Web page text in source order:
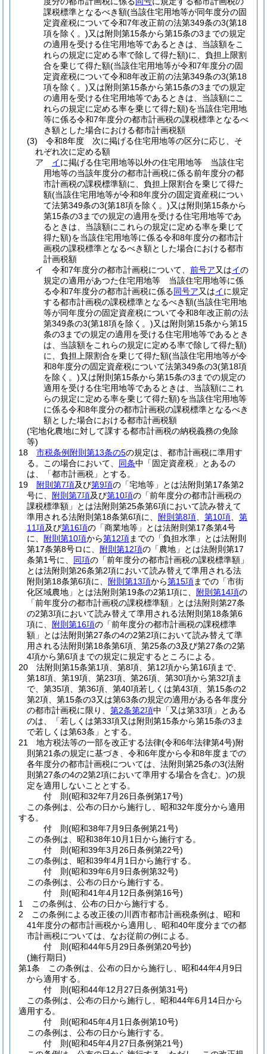
課税標準となるべき額(当該住宅用地等が同年度分の固
定資産税について令和7年改正前の法第349条の3(第18
項を除く。)又は附則第15条から第15条の3までの規定
の適用を受ける住宅用地等であるときは、当該額をこ
れらの規定に定める率で除して得た額)に、負担上限割
合を乗じて得た額(当該住宅用地等が令和7年度分の固
定資産税について令和8年改正前の法第349条の3(第18
項を除く。)又は附則第15条から第15条の3までの規定
の適用を受ける住宅用地等であるときは、当該額にこ
れらの規定に定める率を乗じて得た額)を当該住宅用地
等に係る令和7年度分の都市計画税の課税標準となるべ
き額とした場合における都市計画税額
(3)
令和8年度 次に掲げる住宅用地等の区分に応じ、そ
れぞれ次に定める額
ア
イに掲げる住宅用地等以外の住宅用地等 当該住宅
用地等の当該年度分の都市計画税に係る前年度分の都
市計画税の課税標準額に、負担上限割合を乗じて得た
額(当該住宅用地等が令和8年度分の固定資産税につい
て法第349条の3(第18項を除く。)又は附則第15条から
第15条の3までの規定の適用を受ける住宅用地等であ
るときは、当該額にこれらの規定に定める率を乗じて
得た額)を当該住宅用地等に係る令和8年度分の都市計
画税の課税標準となるべき額とした場合における都市
計画税額
イ
令和7年度分の都市計画税について、 前号ア又はイの
規定の適用があつた住宅用地等 当該住宅用地等に係
る令和7年度分の都市計画税に係る同号ア又はイに規定
する都市計画税の課税標準となるべき額(当該住宅用地
等が同年度分の固定資産税について令和8年改正前の法
第349条の3(第18項を除く。)又は附則第15条から第15
条の3までの規定の適用を受ける住宅用地等であるとき
は、当該額をこれらの規定に定める率で除して得た額)
に、負担上限割合を乗じて得た額(当該住宅用地等が令
和8年度分の固定資産税について法第349条の3(第18項
を除く。)又は附則第15条から第15条の3までの規定の
適用を受ける住宅用地等であるときは、当該額にこれ
らの規定に定める率を乗じて得た額)を当該住宅用地等
に係る令和8年度分の都市計画税の課税標準となるべき
額とした場合における都市計画税額
(宅地化農地に対して課する都市計画税の納税義務の免除
等)
18
市税条例附則第13条の5の規定は、都市計画税に準用す
る。
この場合において、 同条中「固定資産税」とあるの
は、「都市計画税」とする。
19
附則第7項及び第9項の「宅地等」とは法附則第17条第2
号に、
附則第7項及び第10項の「前年度分の都市計画税の
課税標準額」とは法附則第25条第6項において読み替えて
準用される法附則第18条第6項に、
附則第8項 第10項
第
11項及び第16項の「商業地等」とは法附則第17条第4号
に、
附則第10項から第12項までの「負担水準」とは法附則
第17条第8号ロに、
附則第12項の「農地」とは法附則第17
条第1号に、 同項の「前年度分の都市計画税の課税標準額」
とは法附則第26条第2項において読み替えて準用される法
附則第18条第6項に、
附則第13項から第15項までの「市街
化区域農地」とは法附則第19条の2第1項に、
附則第14項の
「前年度分の都市計画税の課税標準額」とは法附則第27条
の2第3項において読み替えて準用される法附則第18条第6
項に、
附則第16項の「前年度分の都市計画税の課税標準
額」とは法附則第27条の4の2第2項において読み替えて準
用される法附則第18条第6項、第25条の3及び第27条の2第
4項から第6項までの規定に規定するところによる。
20
法附則第15条第1項、第8項、第12項から第16項まで、
第18項、第19項、第23項、第26項、第30項から第32項ま
で、第35項、第36項、第40項若しくは第43項、第15条の2
第2項、第15条の3又は第63条の規定の適用がある各年度分
の都市計画税に限り、 第2条第2項中「又は第33項」とある
のは、「若しくは第33項又は附則第15条から第15条の3ま
で若しくは第63条」とする。
21
地方税法等の一部を改正する法律(令和6年法律第4号)附
則第21条の規定に基づき、令和6年度から令和8年度までの
各年度分の都市計画税については、法附則第25条の3(法附
則第27条の4の2第2項において準用する場合を含む。)の規
定を適用しないこととする。
付 則(昭和32年7月26日条例第17号)
この条例は、公布の日から施行し、昭和32年度分から適用
する。
付 則(昭和38年7月9日条例第21号)
この条例は、昭和38年10月1日から施行する。
付 則(昭和39年3月26日条例第22号)
この条例は、昭和39年4月1日から施行する。
付 則(昭和39年6月9日条例第32号)
この条例は、公布の日から施行する。
付 則(昭和41年4月12日条例第16号)
1
この条例は、公布の日から施行する。
2
この条例による改正後の川西市都市計画税条例は、昭和
41年度分の都市計画税から適用し、昭和40年度分までの都
市計画税については、なお従前の例による。
付 則(昭和44年5月29日条例第20号抄)
(施行期日)
第1条
この条例は、公布の日から施行し、昭和44年4月9日
から適用する。
付 則(昭和44年12月27日条例第31号)
この条例は、公布の日から施行し、昭和44年6月14日から
適用する。
付 則(昭和45年4月1日条例第10号)
この条例は、公布の日から施行する。
付 則(昭和45年4月27日条例第21号)